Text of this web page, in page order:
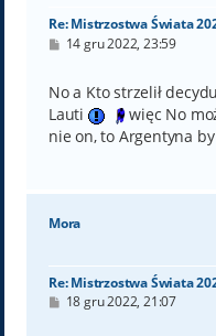
Re: Mistrzostwa Świata
P
t
14 gru 2022, 23:59
No a Kto strzelił
Lauti
więc No
nie on, to Argentyna
Mora
Re: Mistrzostwa Świata
P18 gru 2022, 21:07